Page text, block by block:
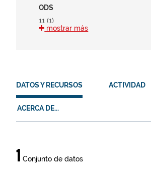
ODS
11 (1)
15 (1)
mostrar más
DATOS Y RECURSOS ACTIVIDAD
ACERCA DE...
Datos
y
1 Conjunto de datos